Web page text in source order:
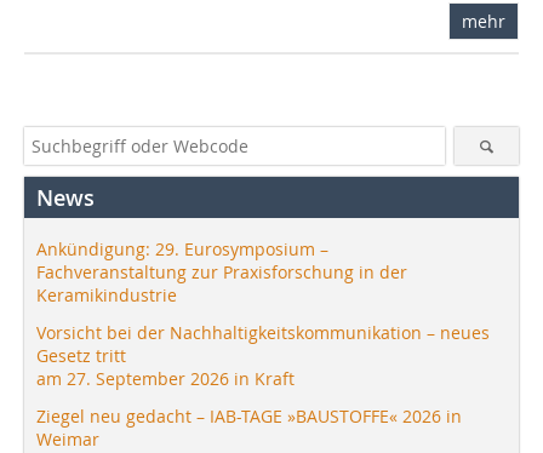
mehr
News
Ankündigung: 29. Eurosymposium –
Fachveranstaltung zur Praxisforschung in der
Keramikindustrie
Vorsicht bei der Nachhaltigkeitskommunikation – neues
Gesetz tritt
am 27. September 2026 in Kraft
Ziegel neu gedacht – IAB-TAGE »BAUSTOFFE« 2026 in
Weimar